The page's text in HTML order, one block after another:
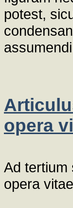
potest,
opera
Ad tertium
opera